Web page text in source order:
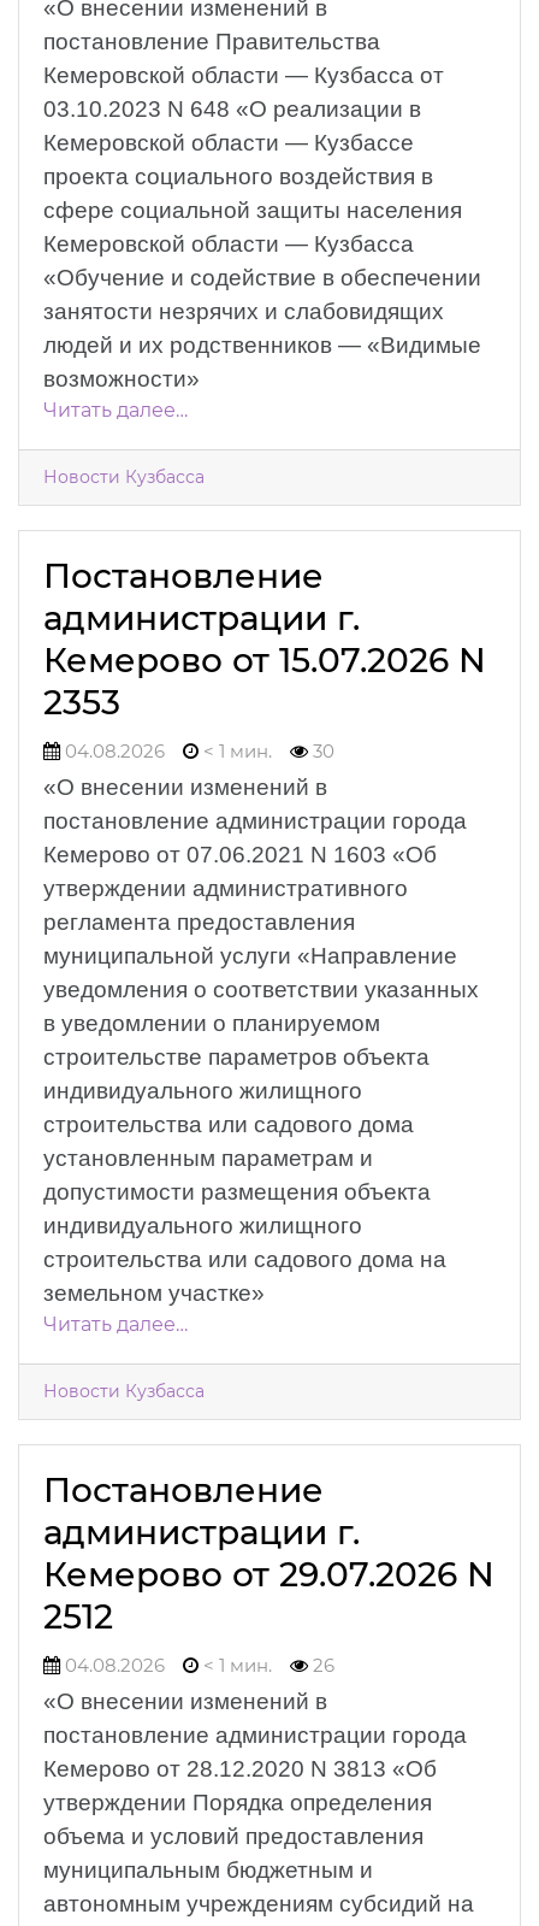
«О внесении изменений в
постановление Правительства
Кемеровской области — Кузбасса от
03.10.2023 N 648 «О реализации в
Кемеровской области — Кузбассе
проекта социального воздействия в
сфере социальной защиты населения
Кемеровской области — Кузбасса
«Обучение и содействие в обеспечении
занятости незрячих и слабовидящих
людей и их родственников — «Видимые
возможности»
Читать далее…
Новости Кузбасса
Постановление
администрации г.
Кемерово от 15.07.2026 N
2353
04.08.2026 < 1 мин. 30
«О внесении изменений в
постановление администрации города
Кемерово от 07.06.2021 N 1603 «Об
утверждении административного
регламента предоставления
муниципальной услуги «Направление
уведомления о соответствии указанных
в уведомлении о планируемом
строительстве параметров объекта
индивидуального жилищного
строительства или садового дома
установленным параметрам и
допустимости размещения объекта
индивидуального жилищного
строительства или садового дома на
земельном участке»
Читать далее…
Новости Кузбасса
Постановление
администрации г.
Кемерово от 29.07.2026 N
2512
04.08.2026 < 1 мин. 26
«О внесении изменений в
постановление администрации города
Кемерово от 28.12.2020 N 3813 «Об
утверждении Порядка определения
объема и условий предоставления
муниципальным бюджетным и
автономным учреждениям субсидий на